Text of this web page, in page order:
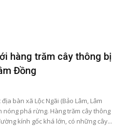
hàng trăm cây thông bị
Đồng
bàn xã Lộc Ngãi (Bảo Lâm, Lâm
nóng phá rừng. Hàng trăm cây thông
kính gốc khá lớn, có những cây...